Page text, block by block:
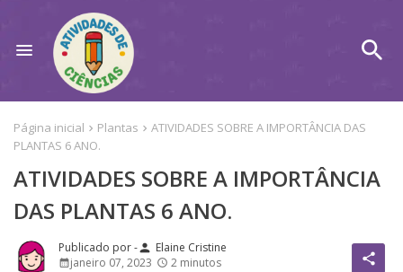
Página inicial Plantas
ATIVIDADES SOBRE A IMPORTÂNCIA DAS
PLANTAS 6 ANO.
ATIVIDADES SOBRE A IMPORTÂNCIA
DAS PLANTAS 6 ANO.
person Elaine Cristine
janeiro 07, 2023
2 minutos share